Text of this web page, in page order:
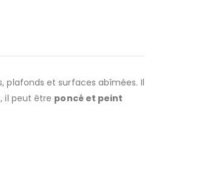
plafonds et surfaces abîmées. Il
, il peut être poncé et peint